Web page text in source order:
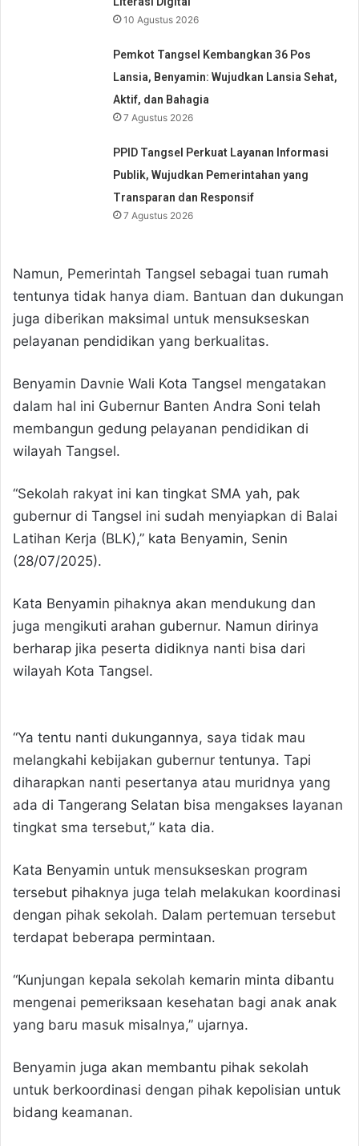
10 Agustus 2026
Pemkot Tangsel Kembangkan 36 Pos
Lansia, Benyamin: Wujudkan Lansia Sehat,
Aktif, dan Bahagia
7 Agustus 2026
PPID Tangsel Perkuat Layanan Informasi
Publik, Wujudkan Pemerintahan yang
Transparan dan Responsif
7 Agustus 2026
Namun, Pemerintah Tangsel sebagai tuan rumah
tentunya tidak hanya diam. Bantuan dan dukungan
juga diberikan maksimal untuk mensukseskan
pelayanan pendidikan yang berkualitas.
Benyamin Davnie Wali Kota Tangsel mengatakan
dalam hal ini Gubernur Banten Andra Soni telah
membangun gedung pelayanan pendidikan di
wilayah Tangsel.
“Sekolah rakyat ini kan tingkat SMA yah, pak
gubernur di Tangsel ini sudah menyiapkan di Balai
Latihan Kerja (BLK),” kata Benyamin, Senin
(28/07/2025).
Kata Benyamin pihaknya akan mendukung dan
juga mengikuti arahan gubernur. Namun dirinya
berharap jika peserta didiknya nanti bisa dari
wilayah Kota Tangsel.
“Ya tentu nanti dukungannya, saya tidak mau
melangkahi kebijakan gubernur tentunya. Tapi
diharapkan nanti pesertanya atau muridnya yang
ada di Tangerang Selatan bisa mengakses layanan
tingkat sma tersebut,” kata dia.
Kata Benyamin untuk mensukseskan program
tersebut pihaknya juga telah melakukan koordinasi
dengan pihak sekolah. Dalam pertemuan tersebut
terdapat beberapa permintaan.
“Kunjungan kepala sekolah kemarin minta dibantu
mengenai pemeriksaan kesehatan bagi anak anak
yang baru masuk misalnya,” ujarnya.
Benyamin juga akan membantu pihak sekolah
untuk berkoordinasi dengan pihak kepolisian untuk
bidang keamanan.